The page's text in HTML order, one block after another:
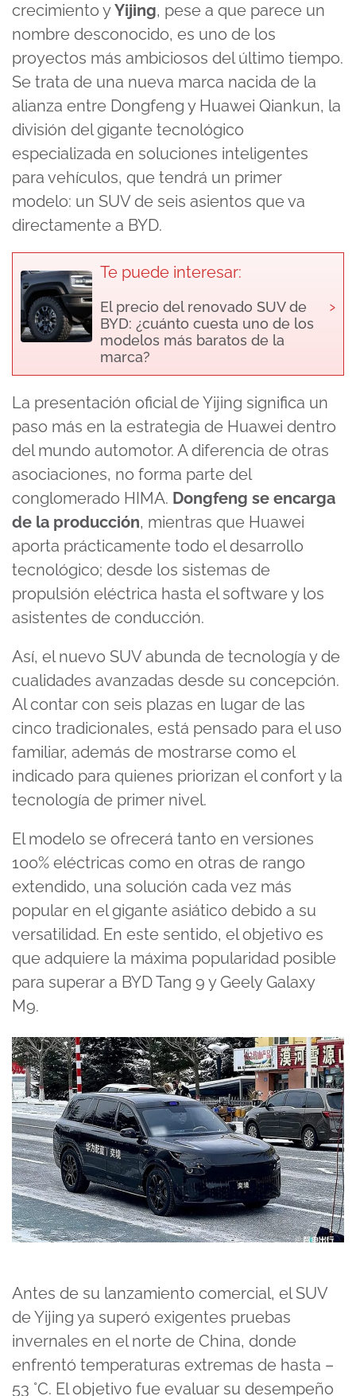
crecimiento yYijing, pese a que parece un
nombre desconocido, es uno de los
proyectos más ambiciosos del último tiempo.
Se trata de una nueva marca nacida de la
alianza entre Dongfeng y Huawei Qiankun, la
división del gigante tecnológico
especializada en soluciones inteligentes
para vehículos, que tendrá un primer
modelo: un SUV de seis asientos que va
directamente a BYD.
Te puede interesar:
El precio del renovado SUV de
BYD: ¿cuánto cuesta uno de los
modelos más baratos de la
marca?
›
La presentación oficial de Yijing significa un
paso más en la estrategia de Huawei dentro
del mundo automotor. A diferencia de otras
asociaciones, no forma parte del
conglomerado HIMA. Dongfeng se encarga
de la producción, mientras que Huawei
aporta prácticamente todo el desarrollo
tecnológico; desde los sistemas de
propulsión eléctrica hasta el software y los
asistentes de conducción.
Así, el nuevo SUV abunda de tecnología y de
cualidades avanzadas desde su concepción.
Al contar con seis plazas en lugar de las
cinco tradicionales, está pensado para el uso
familiar, además de mostrarse como el
indicado para quienes priorizan el confort y la
tecnología de primer nivel.
El modelo se ofrecerá tanto en versiones
100% eléctricas como en otras de rango
extendido, una solución cada vez más
popular en el gigante asiático debido a su
versatilidad. En este sentido, el objetivo es
que adquiere la máxima popularidad posible
para superar a BYD Tang 9 y Geely Galaxy
M9.
Antes de su lanzamiento comercial, el SUV
de Yijing ya superó exigentes pruebas
invernales en el norte de China, donde
enfrentó temperaturas extremas de hasta –
53 °C. El objetivo fue evaluar su desempeño